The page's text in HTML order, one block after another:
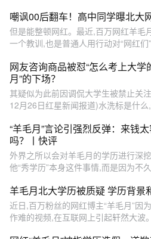
嘲讽00后翻车！高中同学曝北大
但是能整顿网红。最近,百万网红羊毛
一个教训,也是普通人用行动对“网红们
网友咨询商品被怼“怎么考上大学
月”的下场？
其疑似为此前因调侃大学生被禁止关
12月26日红星新闻报道)水洗标是什
“羊毛月”言论引强烈反弹：来钱
吗？丨快评
外界之所以会对羊毛月的学历进行深
他“秀学历”本身这件事情,而是因为不
羊毛月北大学历被质疑 学历背景
近日,百万粉丝的网红博主“羊毛月”因
作难的视频,在互联网上引起轩然大波